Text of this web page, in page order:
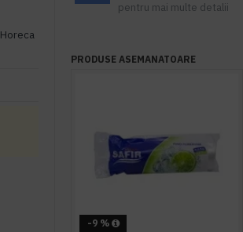
Horeca
pentru mai multe detalii
PRODUSE ASEMANATOARE
-9 %